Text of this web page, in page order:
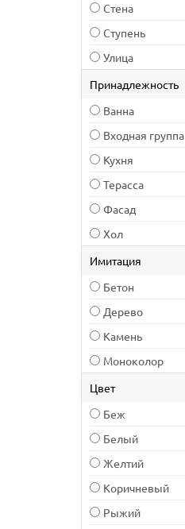
Стена
Ступень
Улица
Принадлежность
Ванна
Входная группа
Кухня
Терасса
Фасад
Хол
Имитация
Бетон
Дерево
Камень
Моноколор
Цвет
Беж
Белый
Желтий
Коричневый
Рыжий